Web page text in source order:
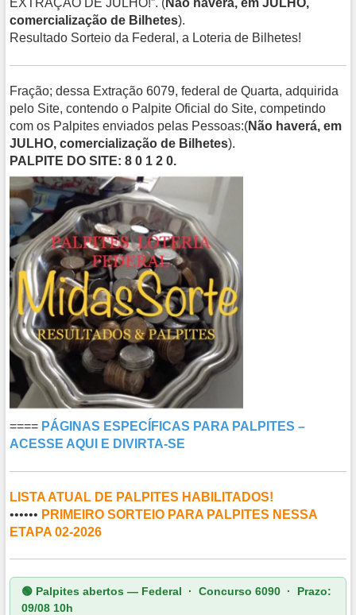
EXTRAÇÃO DE JULHO!”. ( Não haverá, em JULHO,
comercialização de Bilhetes).
Resultado Sorteio da Federal, a Loteria de Bilhetes!
Fração; dessa Extração 6079, federal de Quarta, adquirida
pelo Site, contendo o Palpite Oficial do Site, competindo
com os Palpites enviados pelas Pessoas:(Não haverá, em
JULHO, comercialização de Bilhetes).
PALPITE DO SITE: 8 0 1 2 0.
==== PÁGINAS ESPECÍFICAS PARA PALPITES –
ACESSE AQUI E DIVIRTA-SE
LISTA ATUAL DE PALPITES HABILITADOS!
•••••• PRIMEIRO SORTEIO PARA PALPITES NESSA
ETAPA 02-2026
🟢 Palpites abertos — Federal · Concurso 6090 · Prazo:
09/08 10h